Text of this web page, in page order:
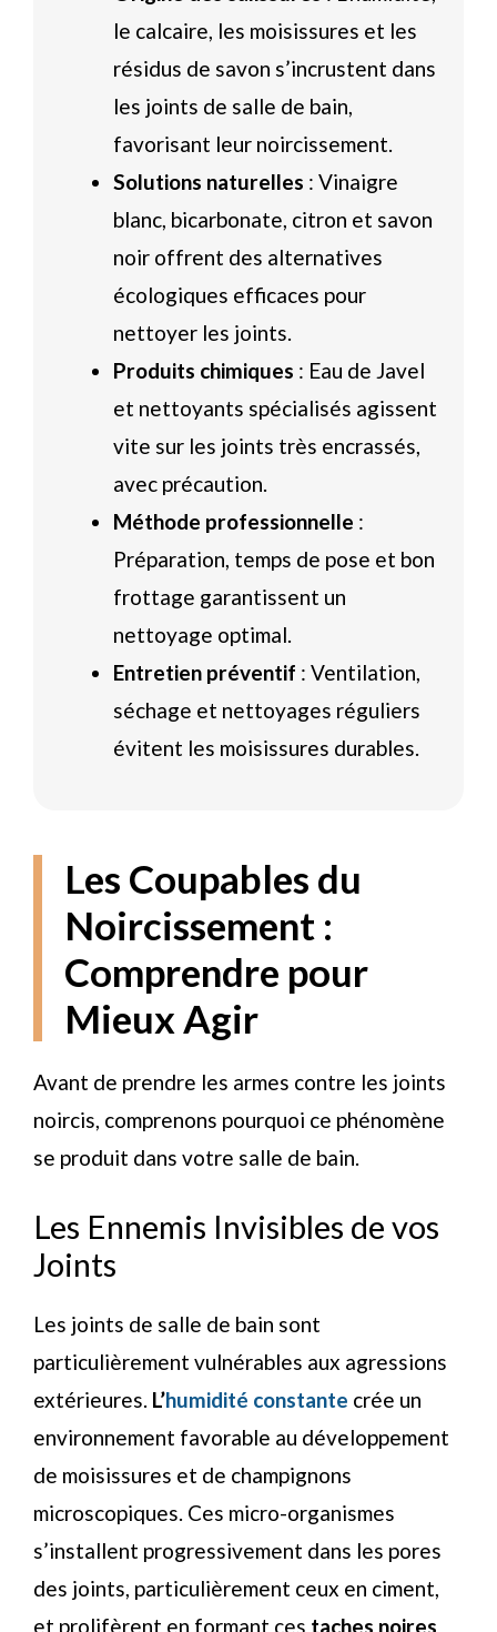
le calcaire, les moisissures et les
résidus de savon s’incrustent dans
les joints de salle de bain,
favorisant leur noircissement.
Solutions naturelles : Vinaigre
blanc, bicarbonate, citron et savon
noir offrent des alternatives
écologiques efficaces pour
nettoyer les joints.
Produits chimiques : Eau de Javel
et nettoyants spécialisés agissent
vite sur les joints très encrassés,
avec précaution.
Méthode professionnelle :
Préparation, temps de pose et bon
frottage garantissent un
nettoyage optimal.
Entretien préventif : Ventilation,
séchage et nettoyages réguliers
évitent les moisissures durables.
Les Coupables du
Noircissement :
Comprendre pour
Mieux Agir
Avant de prendre les armes contre les joints
noircis, comprenons pourquoi ce phénomène
se produit dans votre salle de bain.
Les Ennemis Invisibles de vos
Joints
Les joints de salle de bain sont
particulièrement vulnérables aux agressions
extérieures. L’humidité constante crée un
environnement favorable au développement
de moisissures et de champignons
microscopiques. Ces micro-organismes
s’installent progressivement dans les pores
des joints, particulièrement ceux en ciment,
et prolifèrent en formant ces taches noires